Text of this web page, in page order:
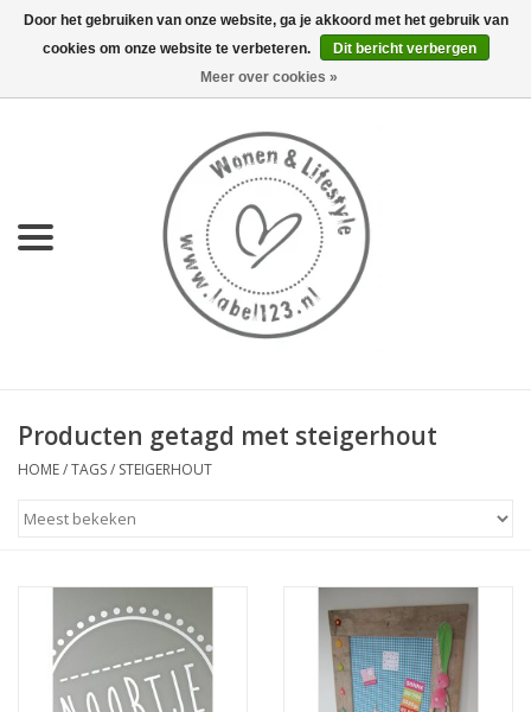
0 Artikelen - €0,00
KEUKEN
LIFESTYLE
MEUBELS
OUTDOOR
Producten getagd met steigerhout
HOME/TAGS/ STEIGERHOUT
Door het gebruiken van onze website, ga je akkoord met het gebruik van
cookies om onze website te verbeteren.
Dit bericht verbergen
Meer over cookies »